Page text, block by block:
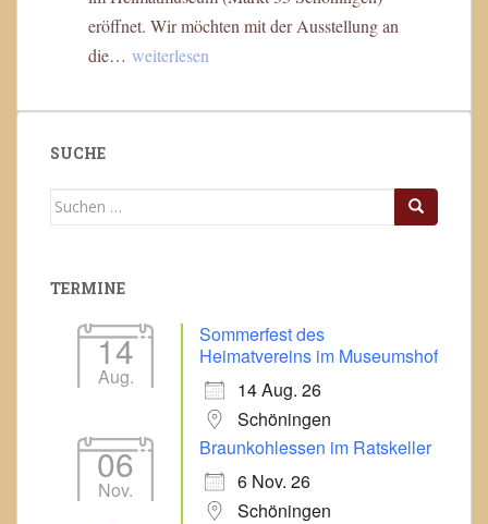
eröffnet. Wir möchten mit der Ausstellung an
die… Sonderausstellung
Die
weiterlesen
SUCHE
Suchen
TERMINE
14
Aug.
Sommerfest des
Heimatvereins im Museumshof
14 Aug. 26
Schöningen
06
Nov.
Braunkohlessen im Ratskeller
6 Nov. 26
Schöningen